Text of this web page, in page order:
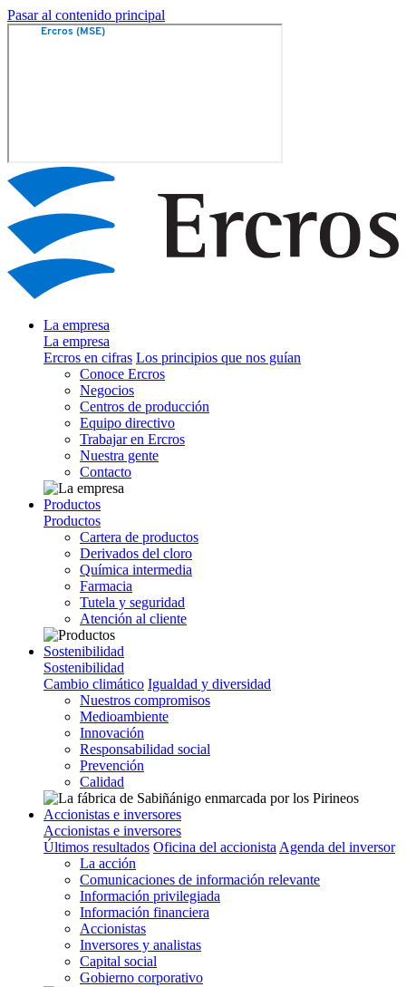
Pasar al contenido principal
La empresa
La empresa
Ercros en cifras Los principios que nos guían
Conoce Ercros
Negocios
Centros de producción
Equipo directivo
Trabajar en Ercros
Nuestra gente
Contacto
Productos
Productos
Cartera de productos
Derivados del cloro
Química intermedia
Farmacia
Tutela y seguridad
Atención al cliente
Sostenibilidad
Sostenibilidad
Cambio climático Igualdad y diversidad
Nuestros compromisos
Medioambiente
Innovación
Responsabilidad social
Prevención
Calidad
Accionistas e inversores
Accionistas e inversores
Últimos resultados Oficina del accionista Agenda del inversor
La acción
Comunicaciones de información relevante
Información privilegiada
Información financiera
Accionistas
Inversores y analistas
Capital social
Gobierno corporativo